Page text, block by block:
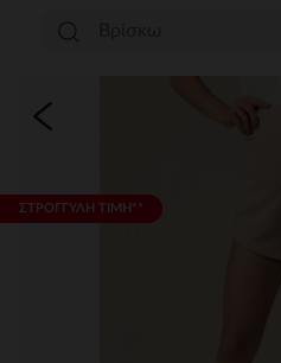
ΣΤΡΟΓΓΥΛΗ ΤΙΜΗ**